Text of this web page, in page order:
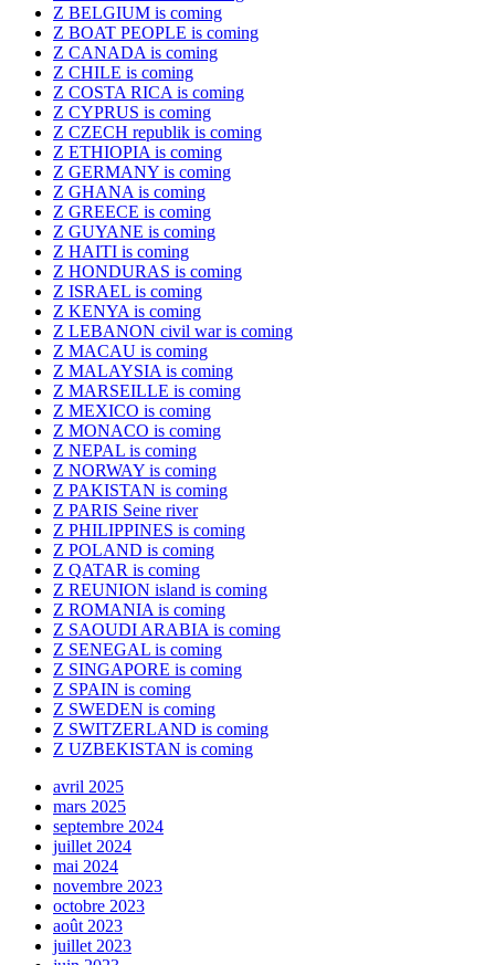
Z BELGIUM is coming
Z BOAT PEOPLE is coming
Z CANADA is coming
Z CHILE is coming
Z COSTA RICA is coming
Z CYPRUS is coming
Z CZECH republik is coming
Z ETHIOPIA is coming
Z GERMANY is coming
Z GHANA is coming
Z GREECE is coming
Z GUYANE is coming
Z HAITI is coming
Z HONDURAS is coming
Z ISRAEL is coming
Z KENYA is coming
Z LEBANON civil war is coming
Z MACAU is coming
Z MALAYSIA is coming
Z MARSEILLE is coming
Z MEXICO is coming
Z MONACO is coming
Z NEPAL is coming
Z NORWAY is coming
Z PAKISTAN is coming
Z PARIS Seine river
Z PHILIPPINES is coming
Z POLAND is coming
Z QATAR is coming
Z REUNION island is coming
Z ROMANIA is coming
Z SAOUDI ARABIA is coming
Z SENEGAL is coming
Z SINGAPORE is coming
Z SPAIN is coming
Z SWEDEN is coming
Z SWITZERLAND is coming
Z UZBEKISTAN is coming
avril 2025
mars 2025
septembre 2024
juillet 2024
mai 2024
novembre 2023
octobre 2023
août 2023
juillet 2023